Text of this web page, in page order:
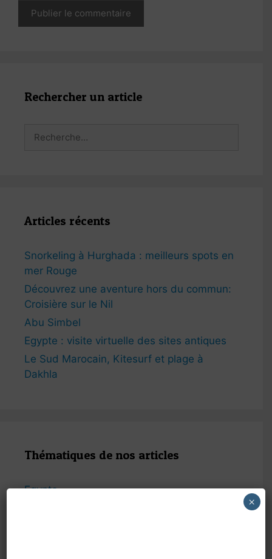
Rechercher un article
Rechercher :
Articles récents
Snorkeling à Hurghada : meilleurs spots en
mer Rouge
Découvrez une aventure hors du commun:
Croisière sur le Nil
Abu Simbel
Egypte : visite virtuelle des sites antiques
Le Sud Marocain, Kitesurf et plage à
Dakhla
Thématiques de nos articles
Egypte
×